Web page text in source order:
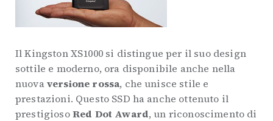
Il Kingston XS1000 si distingue per il suo design
sottile e moderno, ora disponibile anche nella
nuovaversione rossa, che unisce stile e
prestazioni. Questo SSD ha anche ottenuto il
prestigiosoRed Dot Award, un riconoscimento di